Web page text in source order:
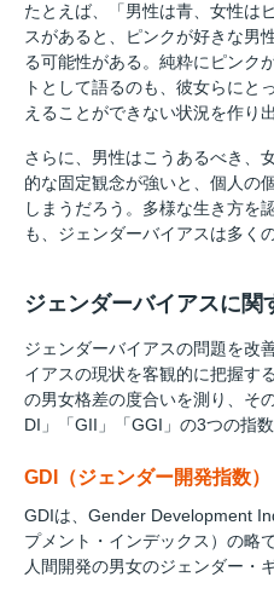
たとえば、「男性は青、女性は
スがあると、ピンクが好きな男
る可能性がある。純粋にピンク
トとして語るのも、彼女らにと
えることができない状況を作り
さらに、男性はこうあるべき、
的な固定観念が強いと、個人の
しまうだろう。多様な生き方を
も、ジェンダーバイアスは多く
ジェンダーバイアスに関
ジェンダーバイアスの問題を改
イアスの現状を客観的に把握す
の男女格差の度合いを測り、そ
DI」「GII」「GGI」の3つの指
GDI（ジェンダー開発指数）
GDIは、Gender Development
プメント・インデックス）の略
人間開発の男女のジェンダー・